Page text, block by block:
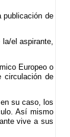
publicación de
el aspirante,
Europeo o
circulación de
su caso, los
Así mismo
vive a sus